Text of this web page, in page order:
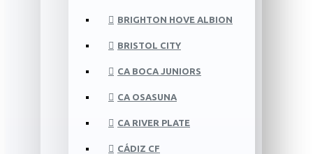
BRIGHTON HOVE ALBION
BRISTOL CITY
CA BOCA JUNIORS
CA OSASUNA
CA RIVER PLATE
CÁDIZ CF